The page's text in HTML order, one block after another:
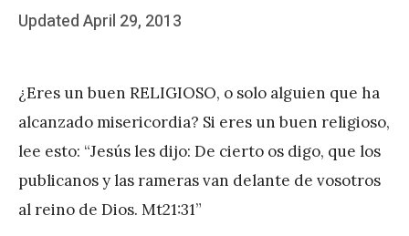
Posted
UpdatedApril 29, 2013
b
J
A
P
é
r
¿Eres un buen RELIGIOSO, o solo alguien que ha
alcanzado misericordia? Si eres un buen religioso,
lee esto: “Jesús les dijo: De cierto os digo, que los
publicanos y las rameras van delante de vosotros
al reino de Dios. Mt21:31”